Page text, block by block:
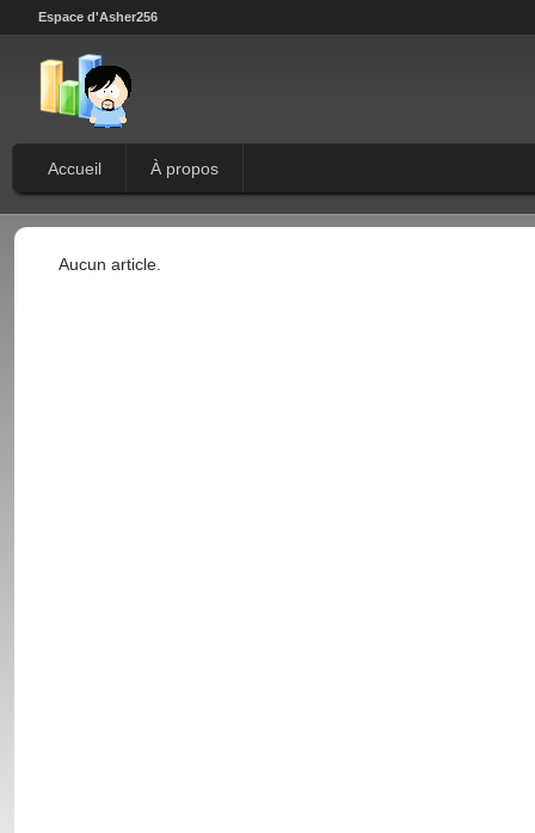
Espace d'Asher256
Accueil À propos
Aucun article.